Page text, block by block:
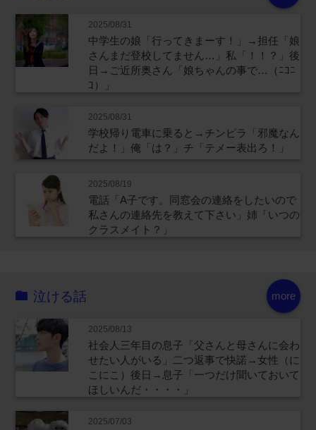
2025/08/31
中学生の娘「行ってきまーす！」→担任「娘
さんまだ登校してません…」私「！！？」後
日→ご近所奥さん「娘ちゃんの事で…（ﾆｺﾆ
ｺ）」
2025/08/31
学校帰り電車に乗ると→チンピラ「邪魔なん
だよ！」俺「は？」チ「テメー表出ろ！」
2025/08/19
電話「A子です。同窓会の連絡をしたいので
私さんの連絡先を教えて下さい」姉「いつの
クラスメイト？」
more
泣ける話
2025/08/13
社会人三年目の息子「父さんと母さんに会わ
せたい人がいる」二つ返事で快諾→女性（に
こにこ）後日→息子「一つだけ聞いておいて
ほしいんだ・・・・」
2025/07/03